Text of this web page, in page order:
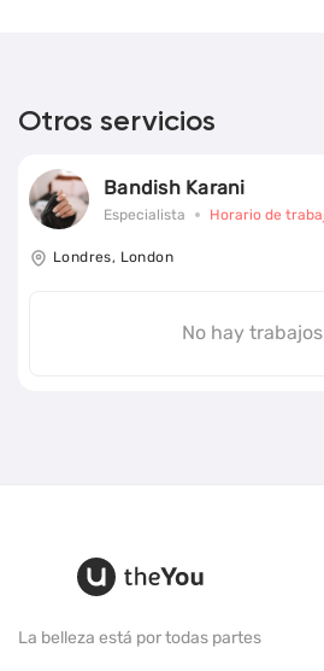
Otros servicios
Bandish Karani
Especialista Horario de
Londres, London
No hay trabajos
La belleza está por todas partes